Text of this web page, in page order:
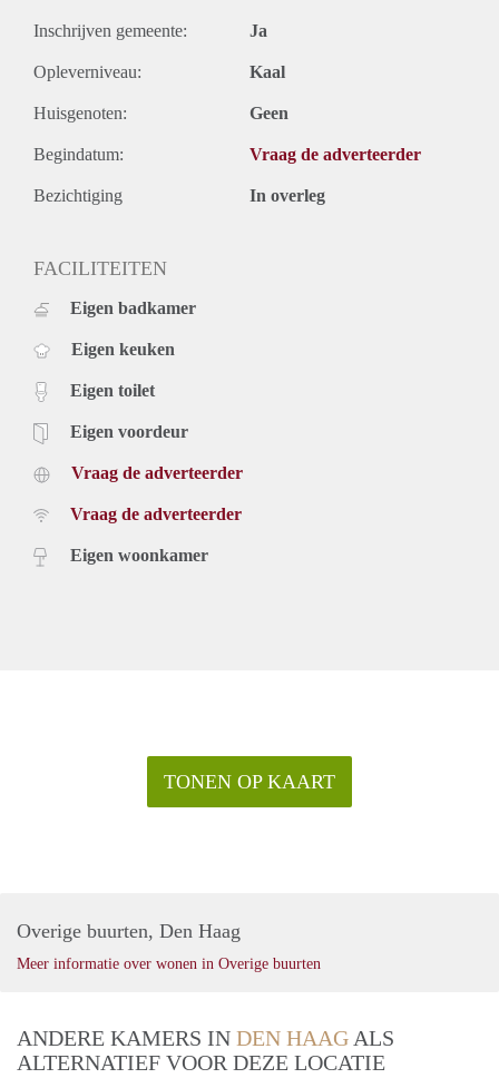
Inschrijven gemeente: Ja
Opleverniveau: Kaal
Huisgenoten: Geen
Begindatum: Vraag de adverteerder
Bezichtiging In overleg
FACILITEITEN
Eigen badkamer
Eigen keuken
Eigen toilet
Eigen voordeur
Vraag de adverteerder
Vraag de adverteerder
Eigen woonkamer
TONEN OP KAART
Overige buurten, Den Haag
Meer informatie over wonen in Overige buurten
ANDERE KAMERS IN DEN HAAG ALS
ALTERNATIEF VOOR DEZE LOCATIE